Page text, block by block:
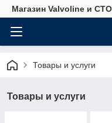
Магазин Valvoline и
Товары и услуги
Товары и услуги